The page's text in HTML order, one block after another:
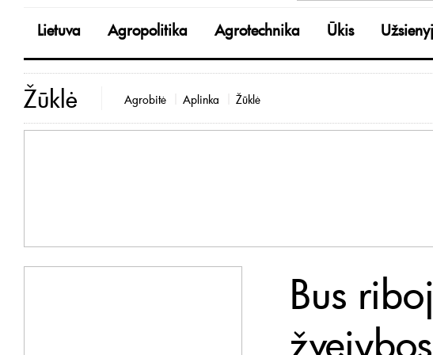
Lietuva Agropolitika Agrotechnika Ūkis
Žūklė Agrobitė Aplinka Žūklė
Bus